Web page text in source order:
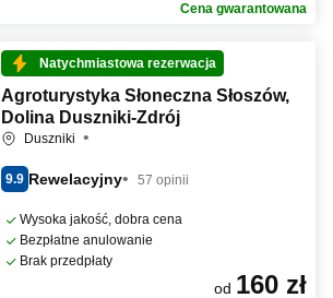
Cena gwarantowana
Natychmiastowa rezerwacja
Agroturystyka Słoneczna Słoszów,
Dolina Duszniki-Zdrój
Duszniki
9.9 Rewelacyjny 57 opinii
Wysoka jakość, dobra cena
Bezpłatne anulowanie
Brak przedpłaty
od 160 zł